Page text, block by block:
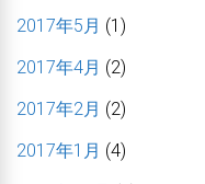
2017年5月 (1)
2017年4月 (2)
2017年2月 (2)
2017年1月 (4)